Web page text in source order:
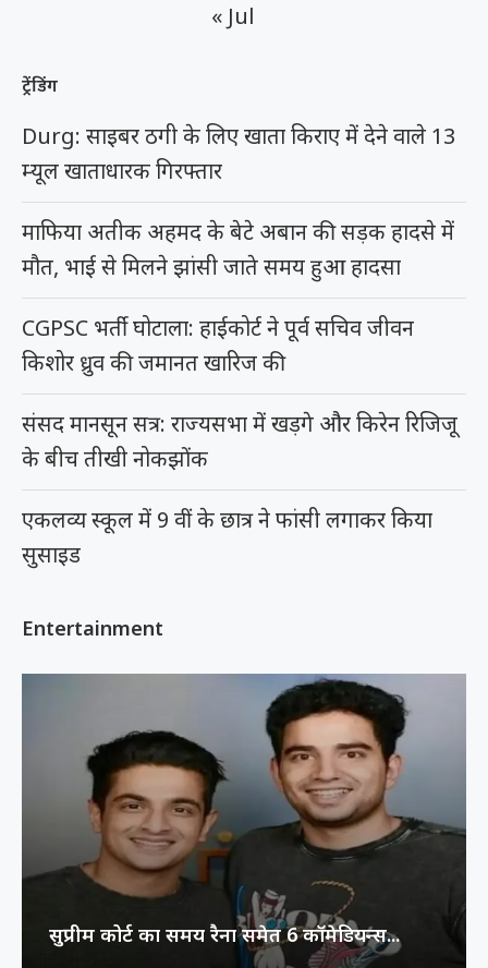
« Jul
ट्रेंडिंग
Durg: साइबर ठगी के लिए खाता किराए में देने वाले 13
म्यूल खाताधारक गिरफ्तार
माफिया अतीक अहमद के बेटे अबान की सड़क हादसे में
मौत, भाई से मिलने झांसी जाते समय हुआ हादसा
CGPSC भर्ती घोटाला: हाईकोर्ट ने पूर्व सचिव जीवन
किशोर ध्रुव की जमानत खारिज की
संसद मानसून सत्र: राज्यसभा में खड़गे और किरेन रिजिजू
के बीच तीखी नोकझोंक
एकलव्य स्कूल में 9 वीं के छात्र ने फांसी लगाकर किया
सुसाइड
Entertainment
रूंगटा यूनिवर्सिटी के फिल्म फेस्टिवल में